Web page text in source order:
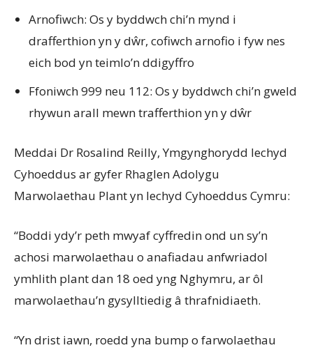
Arnofiwch: Os y byddwch chi’n mynd i
drafferthion yn y dŵr, cofiwch arnofio i fyw nes
eich bod yn teimlo’n ddigyffro
Ffoniwch 999 neu 112: Os y byddwch chi’n gweld
rhywun arall mewn trafferthion yn y dŵr
Meddai Dr Rosalind Reilly, Ymgynghorydd Iechyd
Cyhoeddus ar gyfer Rhaglen Adolygu
Marwolaethau Plant yn Iechyd Cyhoeddus Cymru:
“Boddi ydy’r peth mwyaf cyffredin ond un sy’n
achosi marwolaethau o anafiadau anfwriadol
ymhlith plant dan 18 oed yng Nghymru, ar ôl
marwolaethau’n gysylltiedig â thrafnidiaeth.
“Yn drist iawn, roedd yna bump o farwolaethau